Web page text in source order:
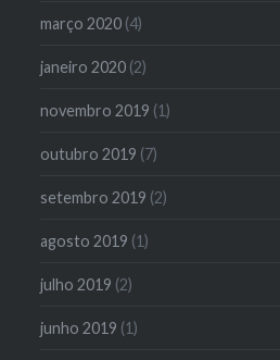
março 2020 (4)
janeiro 2020 (2)
novembro 2019 (1)
outubro 2019 (7)
setembro 2019 (2)
agosto 2019 (1)
julho 2019 (2)
junho 2019 (1)